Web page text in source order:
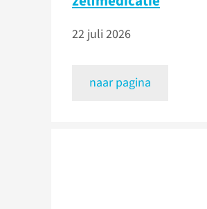
22 juli 2026
naar pagina